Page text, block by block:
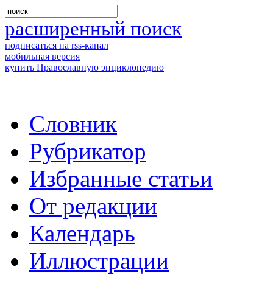
расширенный поиск
подписаться на rss-канал
мобильная версия
купить Православную энциклопедию
Словник
Рубрикатор
Избранные статьи
От редакции
Календарь
Иллюстрации